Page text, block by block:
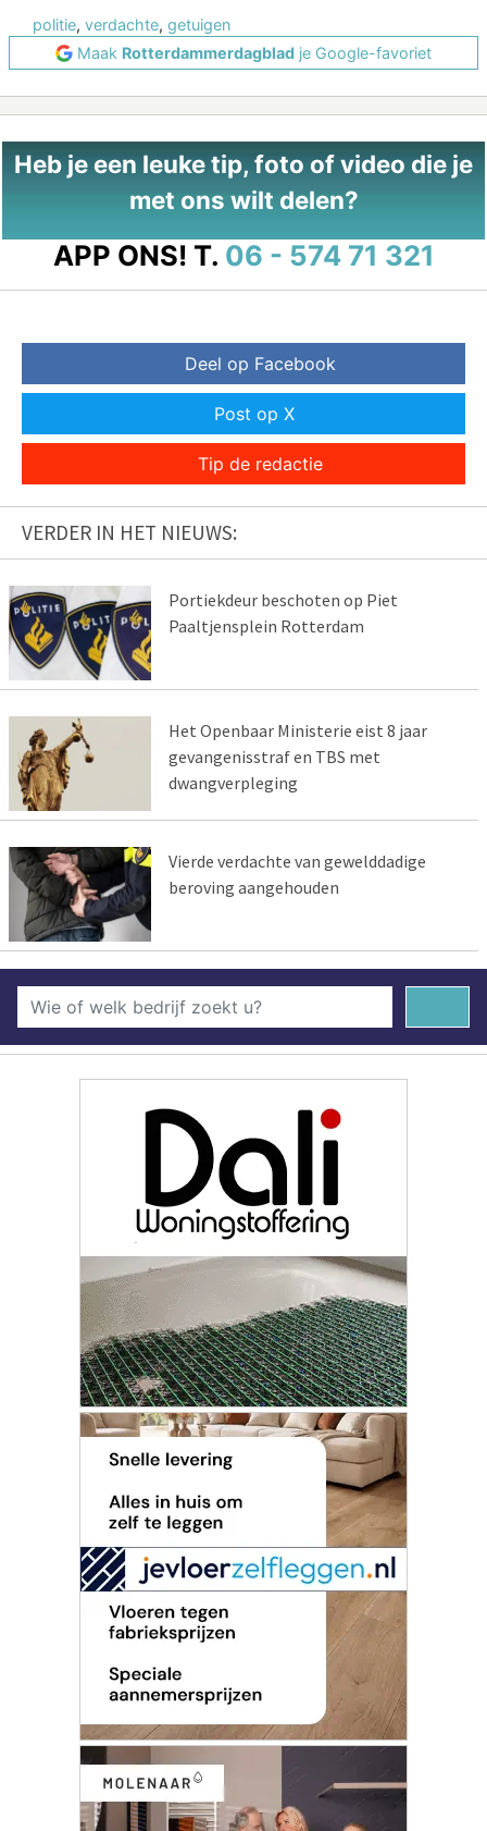
politie, verdachte, getuigen
Maak Rotterdammerdagblad je Google-favoriet
Heb je een leuke tip, foto of video die je
met ons wilt delen?
APP ONS! T. 06 - 574 71 321
Deel op Facebook
Post op X
Tip de redactie
VERDER IN HET NIEUWS:
Portiekdeur beschoten op Piet
Paaltjensplein Rotterdam
Het Openbaar Ministerie eist 8 jaar
gevangenisstraf en TBS met
dwangverpleging
Vierde verdachte van gewelddadige
beroving aangehouden